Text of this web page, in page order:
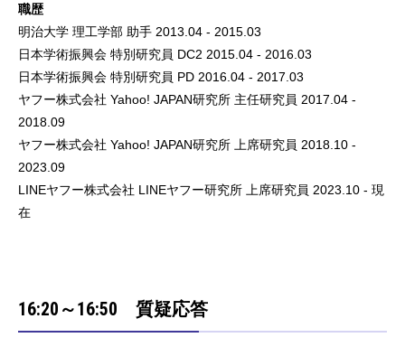
職歴
明治大学 理工学部 助手 2013.04 - 2015.03
日本学術振興会 特別研究員 DC2 2015.04 - 2016.03
日本学術振興会 特別研究員 PD 2016.04 - 2017.03
ヤフー株式会社 Yahoo! JAPAN研究所 主任研究員 2017.04 -
2018.09
ヤフー株式会社 Yahoo! JAPAN研究所 上席研究員 2018.10 -
2023.09
LINEヤフー株式会社 LINEヤフー研究所 上席研究員 2023.10 - 現
在
16:20～16:50 質疑応答